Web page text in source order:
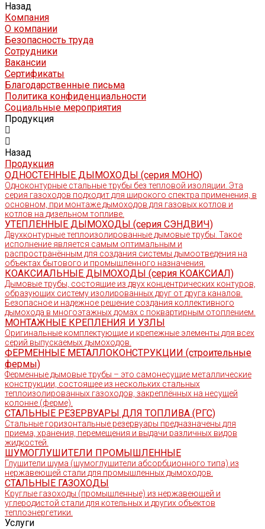
Назад
Компания
О компании
Безопасность труда
Сотрудники
Вакансии
Сертификаты
Благодарственные письма
Политика конфиденциальности
Социальные мероприятия
Продукция
Назад
Продукция
ОДНОСТЕННЫЕ ДЫМОХОДЫ (серия МОНО)
Одноконтурные стальные трубы без тепловой изоляции. Эта
серия газоходов подходит для широкого спектра применения, в
основном, при монтаже дымоходов для газовых котлов и
котлов на дизельном топливе.
УТЕПЛЕННЫЕ ДЫМОХОДЫ (серия СЭНДВИЧ)
Двухконтурные теплоизолированные дымовые трубы. Такое
исполнение является самым оптимальным и
распространённым для создания системы дымоотведения на
объектах бытового и промышленного назначения.
КОАКСИАЛЬНЫЕ ДЫМОХОДЫ (серия КОАКСИАЛ)
Дымовые трубы, состоящие из двух концентрических контуров,
образующих систему изолированных друг от друга каналов.
Безопасное и надежное решение создания коллективного
дымохода в многоэтажных домах с поквартирным отоплением.
МОНТАЖНЫЕ КРЕПЛЕНИЯ И УЗЛЫ
Оригинальные комплектующие и крепежные элементы для всех
серий выпускаемых дымоходов.
ФЕРМЕННЫЕ МЕТАЛЛОКОНСТРУКЦИИ (строительные
фермы)
Ферменные дымовые трубы – это самонесущие металлические
конструкции, состоящее из нескольких стальных
теплоизолированных газоходов, закреплённых на несущей
колонне (ферме).
СТАЛЬНЫЕ РЕЗЕРВУАРЫ ДЛЯ ТОПЛИВА (РГС)
Стальные горизонтальные резервуары предназначены для
приема, хранения, перемещения и выдачи различных видов
жидкостей.
ШУМОГЛУШИТЕЛИ ПРОМЫШЛЕННЫЕ
Глушители шума (шумоглушители абсорбционного типа) из
нержавеющей стали для промышленных дымоходов.
СТАЛЬНЫЕ ГАЗОХОДЫ
Круглые газоходы (промышленные) из нержавеющей и
углеродистой стали для котельных и других объектов
теплоэнергетики.
Услуги